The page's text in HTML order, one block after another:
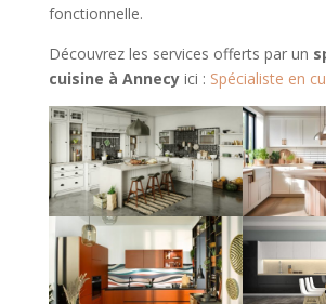
fonctionnelle.
Découvrez les services offerts par un
cuisine à Annecyici : Spécialiste en